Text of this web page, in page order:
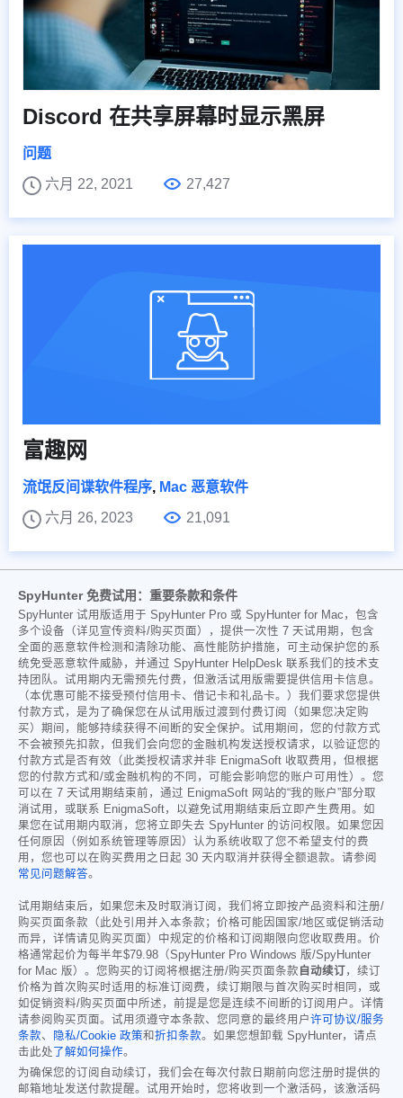
Discord 在共享屏幕时显示黑屏
问题
六月 22, 2021
27,427
富趣网
流氓反间谍软件程序, Mac 恶意软件
六月 26, 2023
21,091
SpyHunter 免费试用：重要条款和条件
SpyHunter 试用版适用于 SpyHunter Pro 或 SpyHunter for Mac，包含
多个设备（详见宣传资料/购买页面），提供一次性 7 天试用期，包含
全面的恶意软件检测和清除功能、高性能防护措施，可主动保护您的系
统免受恶意软件威胁，并通过 SpyHunter HelpDesk 联系我们的技术支
持团队。试用期内无需预先付费，但激活试用版需要提供信用卡信息。
（本优惠可能不接受预付信用卡、借记卡和礼品卡。）我们要求您提供
付款方式，是为了确保您在从试用版过渡到付费订阅（如果您决定购
买）期间，能够持续获得不间断的安全保护。试用期间，您的付款方式
不会被预先扣款，但我们会向您的金融机构发送授权请求，以验证您的
付款方式是否有效（此类授权请求并非 EnigmaSoft 收取费用，但根据
您的付款方式和/或金融机构的不同，可能会影响您的账户可用性）。您
可以在 7 天试用期结束前，通过 EnigmaSoft 网站的“我的账户”部分取
消试用，或联系 EnigmaSoft，以避免试用期结束后立即产生费用。如
果您在试用期内取消，您将立即失去 SpyHunter 的访问权限。如果您因
任何原因（例如系统管理等原因）认为系统收取了您不希望支付的费
用，您也可以在购买费用之日起 30 天内取消并获得全额退款。请参阅
常见问题解答。
试用期结束后，如果您未及时取消订阅，我们将立即按产品资料和注册/
购买页面条款（此处引用并入本条款；价格可能因国家/地区或促销活动
而异，详情请见购买页面）中规定的价格和订阅期限向您收取费用。价
格通常起价为每半年$79.98 （SpyHunter Pro Windows 版/SpyHunter
for Mac 版）。您购买的订阅将根据注册/购买页面条款 自动续订 ，续订
价格为首次购买时适用的标准订阅费，续订期限与首次购买时相同，或
如促销资料/购买页面中所述，前提是您是连续不间断的订阅用户。详情
请参阅购买页面。试用须遵守本条款、您同意的最终用户许可协议/服务
条款、 隐私/Cookie 政策和折扣条款。如果您想卸载 SpyHunter，请点
击此处 了解如何操作。
为确保您的订阅自动续订，我们会在每次付款日期前向您注册时提供的
邮箱地址发送付款提醒。试用开始时，您将收到一个激活码，该激活码